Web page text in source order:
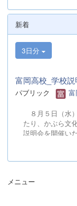
新着
3日分
富岡高校_学校
パブリック
８月５日（水
たり、かぶら文
説明会を開催い
した。 また、各日およそ80名のボランテ
明、探究発表な
メニュー